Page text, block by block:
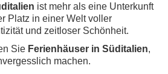
ist mehr als eine Unterkunft
Platz in einer Welt voller
und zeitloser Schönheit.
Sie Ferienhäuser in Süditalien,
machen.